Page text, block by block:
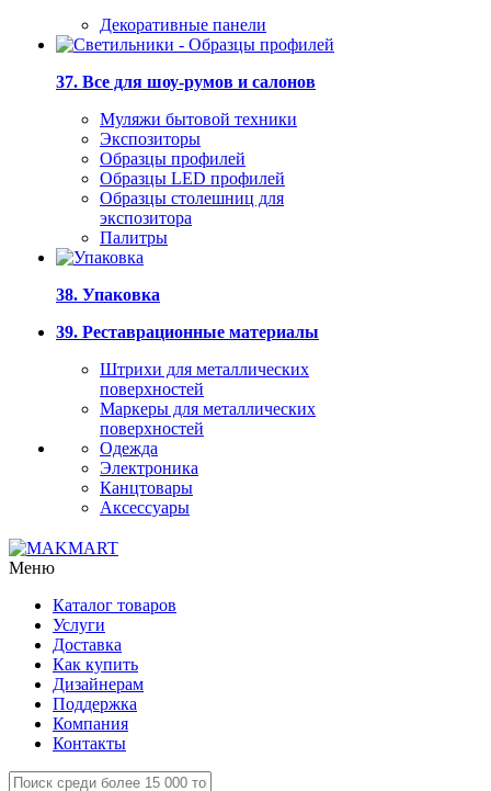
Декоративные панели
37. Все для шоу-румов и салонов
Муляжи бытовой техники
Экспозиторы
Образцы профилей
Образцы LED профилей
Образцы столешниц для
экспозитора
Палитры
38. Упаковка
39. Реставрационные материалы
Штрихи для металлических
поверхностей
Маркеры для металлических
поверхностей
Одежда
Электроника
Канцтовары
Аксессуары
Меню
Каталог товаров
Услуги
Доставка
Как купить
Дизайнерам
Поддержка
Компания
Контакты